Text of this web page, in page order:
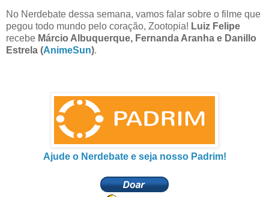
No Nerdebate dessa semana, vamos falar sobre o filme que
pegou todo mundo pelo coração, Zootopia! Luiz Felipe
recebe Márcio Albuquerque, Fernanda Aranha e Danillo
Estrela (AnimeSun).
Ajude o Nerdebate e seja nosso Padrim!